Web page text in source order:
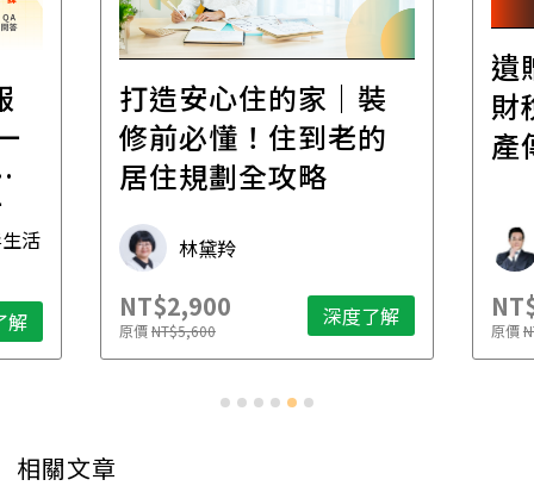
活
解
打造安心住的家｜裝
修前必懂！住到老的
居住規劃全攻略
林黛羚
NT$2,900
原價NT$5,600 深度了解
遺
財
產
原價
相關文章